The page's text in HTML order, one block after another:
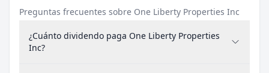
Preguntas frecuentes sobre One Liberty Properties Inc
¿Cuánto dividendo paga One Liberty Properties
Inc?